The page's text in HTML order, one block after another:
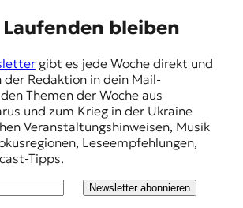
bleiben
gibt es jede Woche direkt und
der Redaktion in dein Mail-
Themen der Woche aus
und zum Krieg in der Ukraine
Veranstaltungshinweisen, Musik
Leseempfehlungen,
Tipps.
Newsletter abonnieren